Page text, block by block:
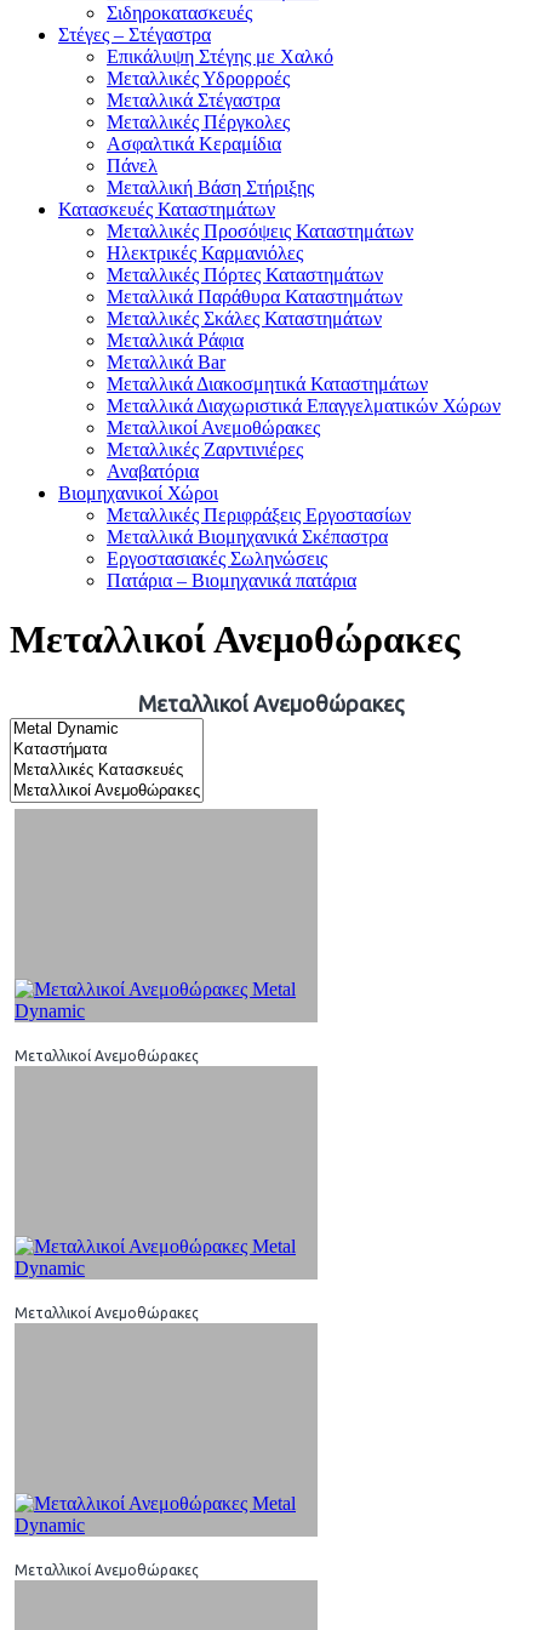
Σιδηροκατασκευές
Στέγες – Στέγαστρα
Επικάλυψη Στέγης με Χαλκό
Μεταλλικές Υδρορροές
Μεταλλικά Στέγαστρα
Μεταλλικές Πέργκολες
Ασφαλτικά Κεραμίδια
Πάνελ
Μεταλλική Βάση Στήριξης
Κατασκευές Καταστημάτων
Μεταλλικές Προσόψεις Καταστημάτων
Ηλεκτρικές Καρμανιόλες
Μεταλλικές Πόρτες Καταστημάτων
Μεταλλικά Παράθυρα Καταστημάτων
Μεταλλικές Σκάλες Καταστημάτων
Μεταλλικά Ράφια
Μεταλλικά Bar
Μεταλλικά Διακοσμητικά Καταστημάτων
Μεταλλικά Διαχωριστικά Επαγγελματικών Χώρων
Μεταλλικοί Ανεμοθώρακες
Μεταλλικές Ζαρντινιέρες
Αναβατόρια
Βιομηχανικοί Χώροι
Μεταλλικές Περιφράξεις Εργοστασίων
Μεταλλικά Βιομηχανικά Σκέπαστρα
Εργοστασιακές Σωληνώσεις
Πατάρια – Βιομηχανικά πατάρια
Μεταλλικοί Ανεμοθώρακες
Μεταλλικοί Ανεμοθώρακες
Μεταλλικοί Ανεμοθώρακες
Μεταλλικοί Ανεμοθώρακες
Μεταλλικοί Ανεμοθώρακες